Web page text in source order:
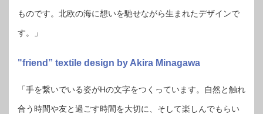
ものです。北欧の海に想いを馳せながら⽣まれたデザインで
す。」
"friend” textile design by Akira Minagawa
「⼿を繋いでいる姿がHの⽂字をつくっています。⾃然と触れ
合う時間や友と過ごす時間を⼤切に、そして楽しんでもらい